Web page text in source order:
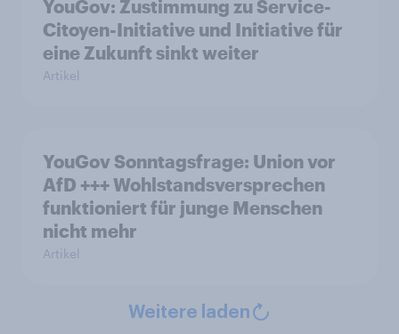
YouGov: Zustimmung zu Service-
Citoyen-Initiative und Initiative für
eine Zukunft sinkt weiter
Artikel
YouGov Sonntagsfrage: Union vor
AfD +++ Wohlstandsversprechen
funktioniert für junge Menschen
nicht mehr
Artikel
Weitere laden